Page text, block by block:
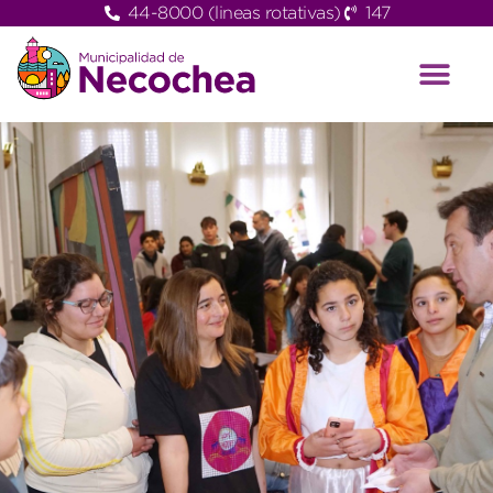
44-8000 (lineas rotativas) 147